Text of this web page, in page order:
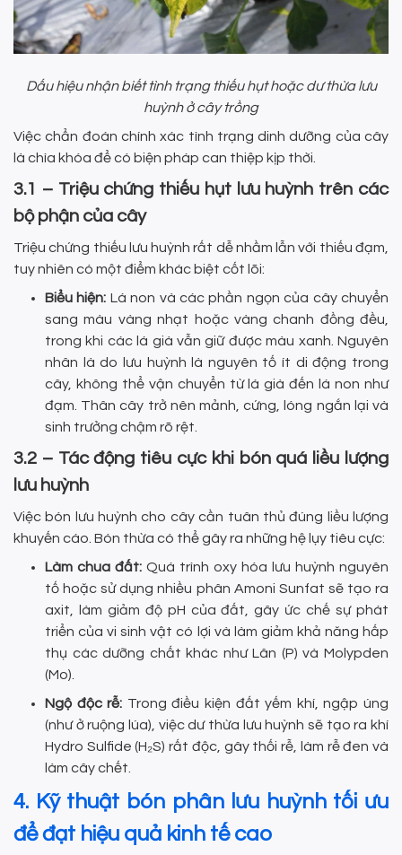
Dấu hiệu nhận biết tình trạng thiếu hụt hoặc dư thừa lưu
huỳnh ở cây trồng
Việc chẩn đoán chính xác tình trạng dinh dưỡng của cây
là chìa khóa để có biện pháp can thiệp kịp thời.
3.1 – Triệu chứng thiếu hụt lưu huỳnh trên các
bộ phận của cây
Triệu chứng thiếu lưu huỳnh rất dễ nhầm lẫn với thiếu đạm,
tuy nhiên có một điểm khác biệt cốt lõi:
Biểu hiện: Lá non và các phần ngọn của cây chuyển
sang màu vàng nhạt hoặc vàng chanh đồng đều,
trong khi các lá già vẫn giữ được màu xanh. Nguyên
nhân là do lưu huỳnh là nguyên tố ít di động trong
cây, không thể vận chuyển từ lá già đến lá non như
đạm. Thân cây trở nên mảnh, cứng, lóng ngắn lại và
sinh trưởng chậm rõ rệt.
3.2 – Tác động tiêu cực khi bón quá liều lượng
lưu huỳnh
Việc bón lưu huỳnh cho cây cần tuân thủ đúng liều lượng
khuyến cáo. Bón thừa có thể gây ra những hệ lụy tiêu cực:
Làm chua đất: Quá trình oxy hóa lưu huỳnh nguyên
tố hoặc sử dụng nhiều phân Amoni Sunfat sẽ tạo ra
axit, làm giảm độ pH của đất, gây ức chế sự phát
triển của vi sinh vật có lợi và làm giảm khả năng hấp
thụ các dưỡng chất khác như Lân (P) và Molypden
(Mo).
Ngộ độc rễ: Trong điều kiện đất yếm khí, ngập úng
(như ở ruộng lúa), việc dư thừa lưu huỳnh sẽ tạo ra khí
Hydro Sulfide (H₂S) rất độc, gây thối rễ, làm rễ đen và
làm cây chết.
4. Kỹ thuật bón phân lưu huỳnh tối ưu
để đạt hiệu quả kinh tế cao